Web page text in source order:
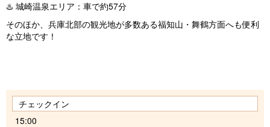
♨️ 城崎温泉エリア：車で約57分
そのほか、兵庫北部の観光地が多数ある福知山・舞鶴方面へも便利
な立地です！
チェックイン
15:00